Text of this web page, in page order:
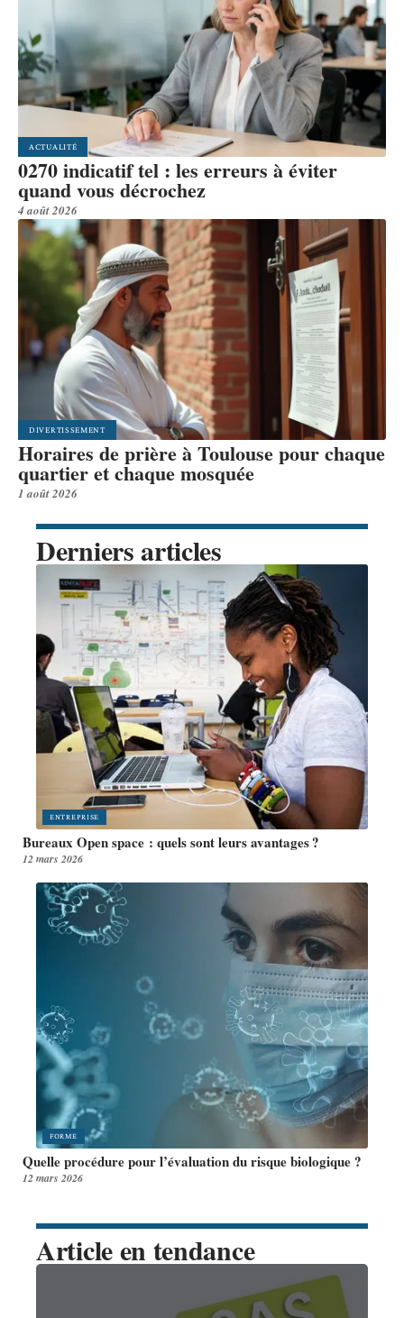
ACTUALITÉ
0270 indicatif tel : les erreurs à éviter
quand vous décrochez
4 août 2026
DIVERTISSEMENT
Horaires de prière à Toulouse pour chaque
quartier et chaque mosquée
1 août 2026
Derniers articles
ENTREPRISE
Bureaux Open space : quels sont leurs avantages ?
12 mars 2026
FORME
Quelle procédure pour l’évaluation du risque biologique ?
12 mars 2026
Article en tendance